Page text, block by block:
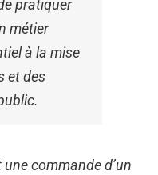
pratiquer
métier
à la mise
et des
commande d’un